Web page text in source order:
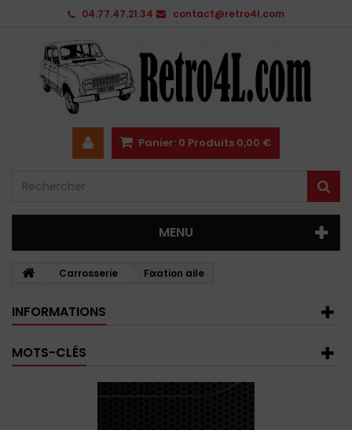
04.77.47.21.34 contact@retro4l.com
Panier: 0 Produits 0,00 €
MENU
Carrosserie Fixation aile
INFORMATIONS
MOTS-CLÉS